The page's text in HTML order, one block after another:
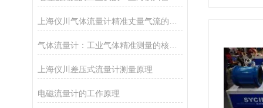
气体流量计：工业气体精准测量的核心技术
上海仪川差压式流量计测量原理
电磁流量计的工作原理